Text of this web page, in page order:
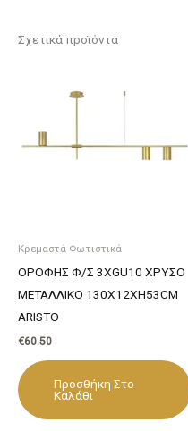
Σχετικά προϊόντα
Κρεμαστά Φωτιστικά
ΟΡΟΦΗΣ Φ/Σ 3ΧGU10 ΧΡΥΣΟ
ΜΕΤΑΛΛΙΚΟ 130Χ12ΧΗ53CM
ARISTO
€60.50
Προσθήκη Στο
Καλάθι